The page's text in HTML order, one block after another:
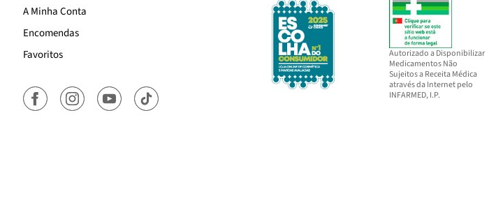
A Minha Conta
Encomendas
Favoritos
Autorizado a Disponibilizar
Medicamentos Não
Sujeitos a Receita Médica
através da Internet pelo
INFARMED, I.P.